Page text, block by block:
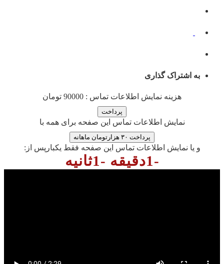
به اشتراک گذاری
هزینه نمایش اطلاعات تماس : 90000 تومان
نمایش اطلاعات تماس این صفحه برای همه با
پرداخت ۳۰ هزارتومان ماهانه
و یا نمایش اطلاعات تماس این صفحه فقط یکبارپس از:
-1دقیقه -1ثانیه